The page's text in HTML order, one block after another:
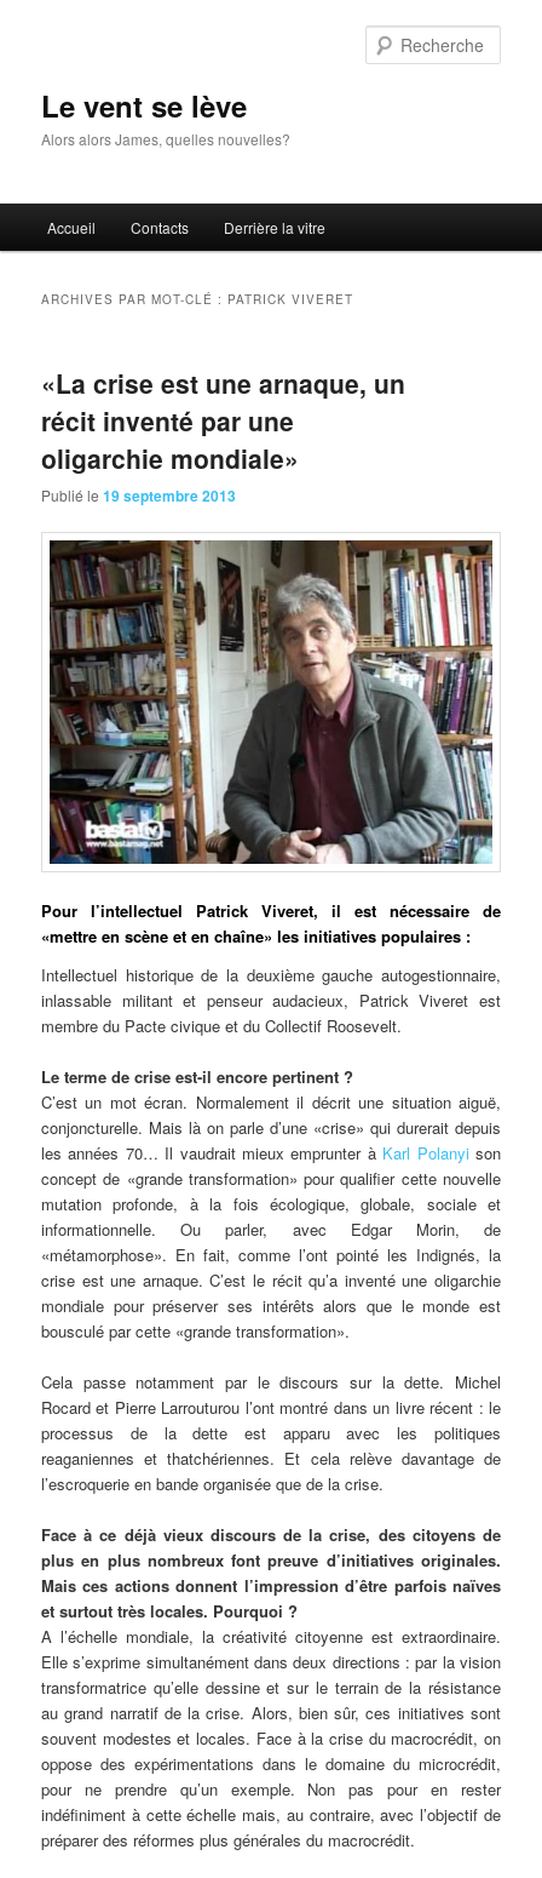
Le vent se lève
Alors alors James, quelles nouvelles?
principal
Accueil Contacts Derrière la vitre
ARCHIVES PAR MOT-CLÉ : PATRICK VIVERET
«La crise est une arnaque, un
récit inventé par une
oligarchie mondiale»
Publié le19 septembre 2013
Pourl’intellectuel Patrick Viveret, il est nécessaire de
«mettre en scène et en chaîne» les initiatives populaires :
Intellectuel historique de la deuxième gauche autogestionnaire,
inlassable militant et penseur audacieux, Patrick Viveret est
membre du Pacte civique et du Collectif Roosevelt.
Le terme de crise est-il encore pertinent ?
C’est un mot écran. Normalement il décrit une situation aiguë,
conjoncturelle. Mais là on parle d’une «crise» qui durerait depuis
les années 70… Il vaudrait mieux emprunter à Karl Polanyison
concept de «grande transformation» pour qualifier cette nouvelle
mutation profonde, à la fois écologique, globale, sociale et
informationnelle. Ou parler, avec Edgar Morin, de
«métamorphose». En fait, comme l’ont pointé les Indignés, la
crise est une arnaque. C’est le récit qu’a inventé une oligarchie
mondiale pour préserver ses intérêts alors que le monde est
bousculé par cette «grande transformation».
Cela passe notamment par le discours sur la dette. Michel
Rocard et Pierre Larrouturou l’ont montré dans un livre récent : le
processus de la dette est apparu avec les politiques
reaganiennes et thatchériennes. Et cela relève davantage de
l’escroquerie en bande organisée que de la crise.
Face à ce déjà vieux discours de la crise, des citoyens de
plus en plus nombreux font preuve d’initiatives originales.
Mais ces actions donnent l’impression d’être parfois naïves
et surtout très locales. Pourquoi ?
A l’échelle mondiale, la créativité citoyenne est extraordinaire.
Elle s’exprime simultanément dans deux directions : par la vision
transformatrice qu’elle dessine et sur le terrain de la résistance
au grand narratif de la crise. Alors, bien sûr, ces initiatives sont
souvent modestes et locales. Face à la crise du macrocrédit, on
oppose des expérimentations dans le domaine du microcrédit,
pour ne prendre qu’un exemple. Non pas pour en rester
indéfiniment à cette échelle mais, au contraire, avec l’objectif de
préparer des réformes plus générales du macrocrédit.